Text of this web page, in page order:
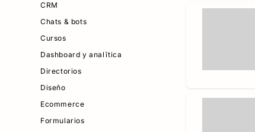
CRM
Chats & bots
Cursos
Dashboard y analītica
Directorios
Diseño
Ecommerce
Formularios